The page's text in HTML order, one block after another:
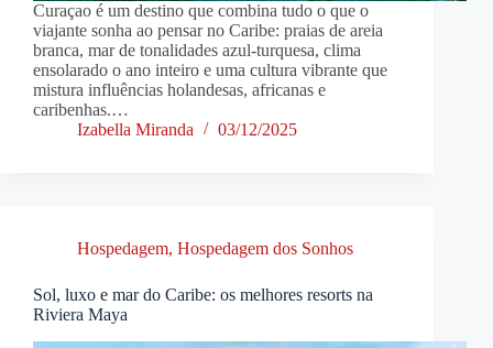
Curaçao é um destino que combina tudo o que o
viajante sonha ao pensar no Caribe: praias de areia
branca, mar de tonalidades azul-turquesa, clima
ensolarado o ano inteiro e uma cultura vibrante que
mistura influências holandesas, africanas e
caribenhas.…
Izabella Miranda
03/12/2025
Hospedagem, Hospedagem dos Sonhos
Sol, luxo e mar do Caribe: os melhores resorts na
Riviera Maya